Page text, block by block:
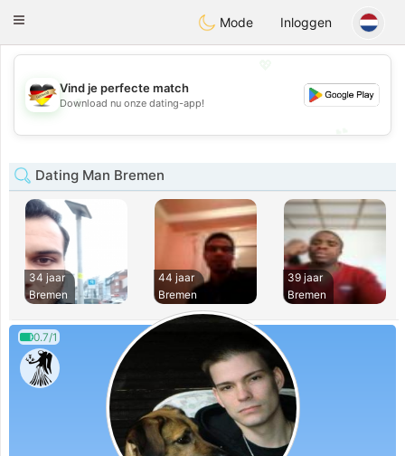
Deutsch Dating
Toggle
Mode Inloggen
💖
💕
Vind je perfecte match
Download nu onze dating-app!
Dating Man Bremen
34 jaar
Bremen
44 jaar
Bremen
39 jaar
Bremen
0.7/1